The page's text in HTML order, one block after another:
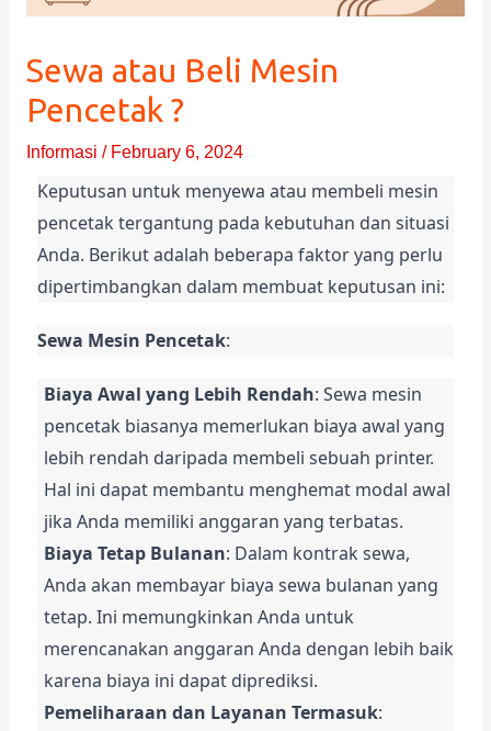
Sewa atau Beli Mesin
Pencetak ?
Informasi / February 6, 2024
Keputusan untuk menyewa atau membeli mesin
pencetak tergantung pada kebutuhan dan situasi
Anda. Berikut adalah beberapa faktor yang perlu
dipertimbangkan dalam membuat keputusan ini:
Sewa Mesin Pencetak:
Biaya Awal yang Lebih Rendah: Sewa mesin
pencetak biasanya memerlukan biaya awal yang
lebih rendah daripada membeli sebuah printer.
Hal ini dapat membantu menghemat modal awal
jika Anda memiliki anggaran yang terbatas.
Biaya Tetap Bulanan: Dalam kontrak sewa,
Anda akan membayar biaya sewa bulanan yang
tetap. Ini memungkinkan Anda untuk
merencanakan anggaran Anda dengan lebih baik
karena biaya ini dapat diprediksi.
Pemeliharaan dan Layanan Termasuk: